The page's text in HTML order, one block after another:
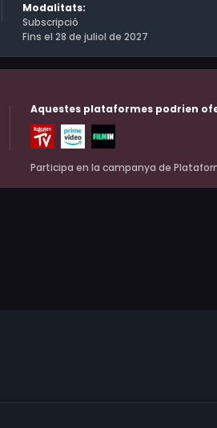
Modalitats:
Subscripció
Fins el 28 de juliol de 2027
Aquestes plataformes podrien
Participa en la campanya de